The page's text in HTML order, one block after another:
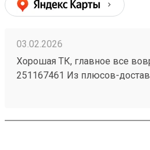
03.02.2026
Хорошая ТК, главное все
251167461 Из плюсов-